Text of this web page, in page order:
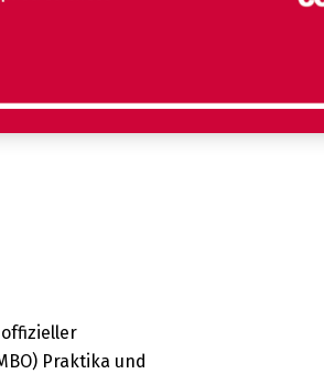
Praktika und